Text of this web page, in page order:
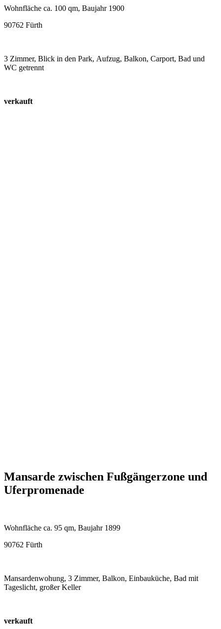
Wohnfläche ca. 100 qm, Baujahr 1900
90762 Fürth
3 Zimmer, Blick in den Park, Aufzug, Balkon, Carport, Bad und
WC getrennt
verkauft
Mansarde zwischen Fußgängerzone und
Uferpromenade
Wohnfläche ca. 95 qm, Baujahr 1899
90762 Fürth
Mansardenwohung, 3 Zimmer, Balkon, Einbauküche, Bad mit
Tageslicht, großer Keller
verkauft